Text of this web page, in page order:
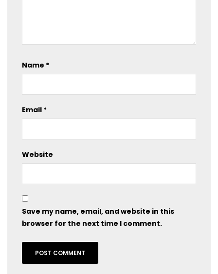
Name *
Email *
Website
Save my name, email, and website in this
browser for the next time I comment.